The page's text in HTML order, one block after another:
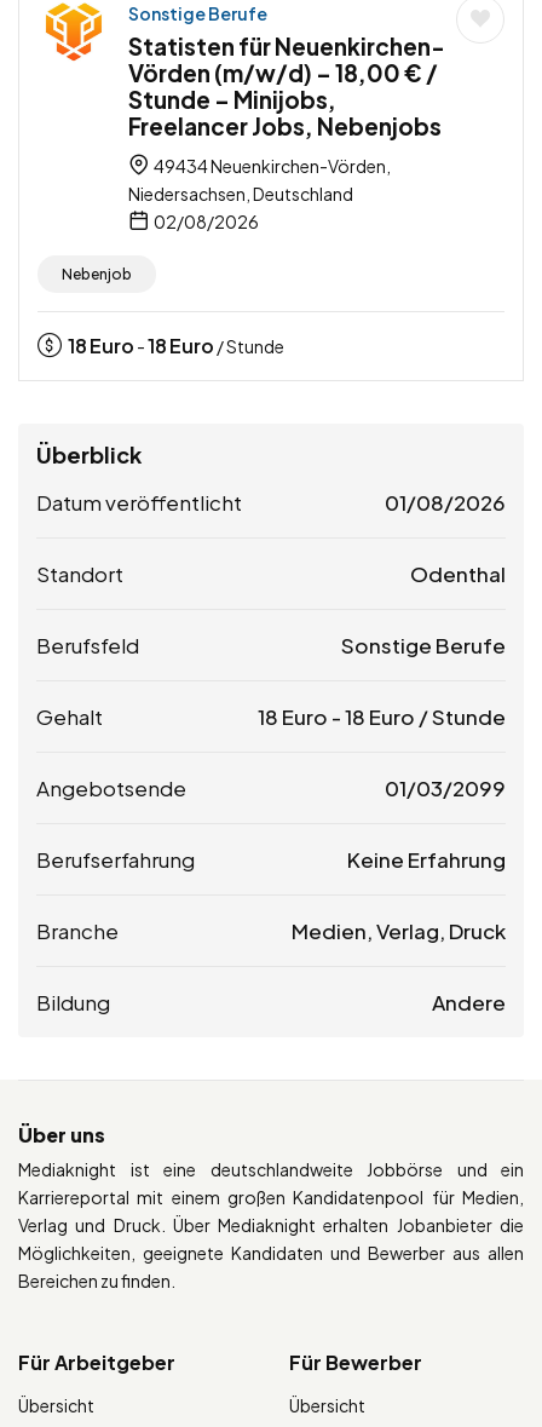
Sonstige Berufe
Statisten für Neuenkirchen-
Vörden (m/w/d) – 18,00 € /
Stunde – Minijobs,
Freelancer Jobs, Nebenjobs
49434 Neuenkirchen-Vörden,
Niedersachsen, Deutschland
02/08/2026
Nebenjob
18Euro -18Euro / Stunde
Überblick
Datum veröffentlicht 01/08/2026
Standort Odenthal
Berufsfeld Sonstige Berufe
Gehalt 18 Euro -18 Euro / Stunde
Angebotsende 01/03/2099
Berufserfahrung Keine Erfahrung
Branche Medien, Verlag, Druck
Bildung Andere
Über uns
Mediaknight ist eine deutschlandweite Jobbörse und ein
Karriereportal mit einem großen Kandidatenpool für Medien,
Verlag und Druck. Über Mediaknight erhalten Jobanbieter die
Möglichkeiten, geeignete Kandidaten und Bewerber aus allen
Bereichen zu finden.
Für Arbeitgeber
Übersicht
Für Bewerber
Übersicht